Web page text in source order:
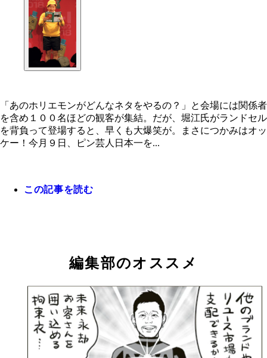
「あのホリエモンがどんなネタをやるの？」と会
関係者を含め１００名ほどの観客が集結。だが、
がランドセルを背負って登場すると、早くも大爆
まさにつかみはオッケー！
「あのホリエモンがどんなネタをやるの？」と会場には関係者
を含め１００名ほどの観客が集結。だが、堀江氏がランドセル
を背負って登場すると、早くも大爆笑が。まさにつかみはオッ
ケー！今月９日、ピン芸人日本一を...
この記事を読む
編集部のオススメ